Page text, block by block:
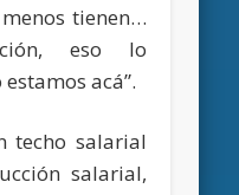
tienen…
eso lo
acá”.
techo salarial
salarial,